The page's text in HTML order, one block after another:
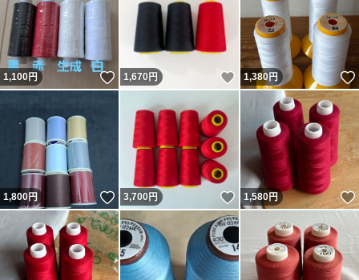
1,100円 いいね！
1,670 円 いいね！
1,380 円
1,800円 いいね！
3,700円 いいね！
1,580円